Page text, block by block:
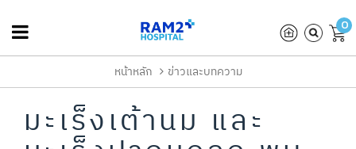
0
หน้าหลัก ข่าวและบทความ
มะเร็งเต้านม และ